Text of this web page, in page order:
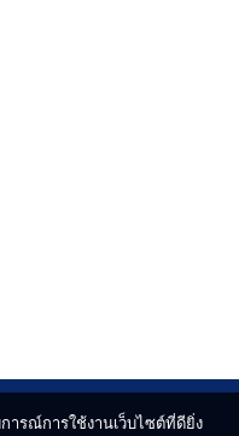
ารณ์การใช้งานเว็บไซต์ที่ดียิ่ง